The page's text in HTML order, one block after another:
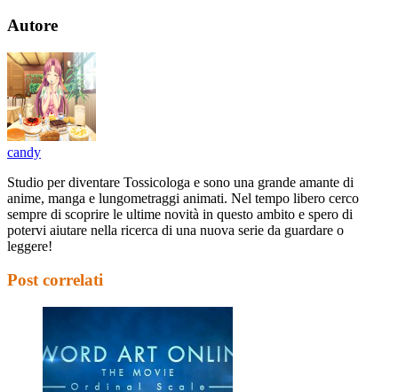
Autore
candy
Studio per diventare Tossicologa e sono una grande amante di
anime, manga e lungometraggi animati. Nel tempo libero cerco
sempre di scoprire le ultime novità in questo ambito e spero di
potervi aiutare nella ricerca di una nuova serie da guardare o
leggere!
Post correlati